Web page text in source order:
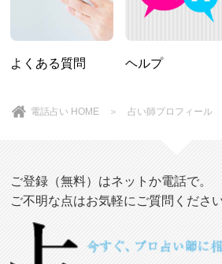
よくある質問 ヘルプ
電話占い HOME ＞ 占い師プロフィール
ご登録（無料）はネットか電話で。
ご不明な点はお気軽にご質問ください